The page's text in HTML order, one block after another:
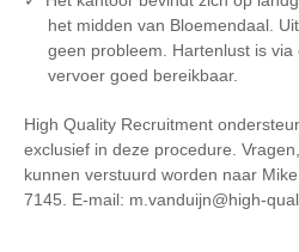
het midden van Bloemendaal.
geen probleem. Hartenlust is
vervoer goed bereikbaar.
High Quality Recruitment
exclusief in deze procedure.
kunnen verstuurd worden naar
7145. E-mail: m.vanduijn@high-